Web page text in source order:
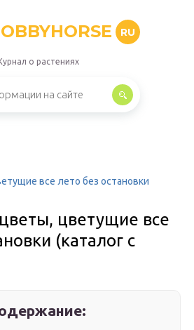
RU
о растениях
все лето без остановки
цветущие все
(каталог с